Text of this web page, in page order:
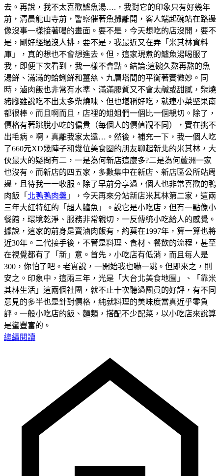
去。再說，我不太喜歡鱸魚湯….，我對它的印象只有好幾年
前，清晨龍山寺前，警察催著魚攤離開，客人端起碗站在路邊
像沒事一樣接著喝的畫面。要不是，今天想吃的店沒開，要不
是，剛好經過沒人排，要不是，我最近又在弄「米其林資料
庫」，真的想也不會想進去。但，這家現煮的鱸魚湯喝服了
我，即便下次看到，我一樣不會點。結論:這碗久熬再熬的魚
湯鮮、滿滿的蛤蜊鮮和薑𢇃、九層塔間的平衡著實微妙。同
時，滷肉飯也非常有水準、滿滿膠質又不會太鹹或甜膩，柴燒
豬腳雖說吃不出太多柴燒味、但也堪稱好吃，就連小菜埾果南
都很棒。而且啊而且，店裡的姐姐們一個比一個親切。除了，
價格有著跳脫小吃的偏貴（每個人的價值觀不同），實在挑不
出毛病。啊，真離我家太遠…。然後，補充一下，我一個人吃
了660元XD幾陣子和幾位美食圈的朋友聊起新北的米其林，大
伙最大的疑問有二，一是為何新店這麼多?二是為何蘆洲一家
也沒有。而新店的四五家，多數集中在新店、新店區公所站周
邊，且待我一一收服。除了早前分享過，個人也非常喜歡的鴨
肉飯「 北鴨鴨肉羹 」，今天再來分站新店米其林第二家，這兩
三年大紅特紅的「超人鱸魚」。說它是小吃店，但有一點像小
餐館，環境乾淨、服務非常親切，一反傳統小吃給人的感覺。
據說，這家的前身是賣滷肉飯有，約莫在1997年，算一算也將
近30年。二代接手後，不管是料理、食材、餐飲的流程，甚至
在視覺都有了「新」意。首先，小吃店有低消，而且每人是
300，你怕了吧。老實說，一開始我也嚇一跳。但即來之，則
安之。印象中，這兩三年，光是「大台北美食地圖」、「靠米
其林生活」這兩個社團，就不止十次聽過團員的好評，有不同
意見的多半也是針對價格，純就料理的美味度當真近乎零負
評。一般小吃店的飯、麵類，搭配不少配菜，以小吃店來說算
是蠻豐富的。
繼續閱讀